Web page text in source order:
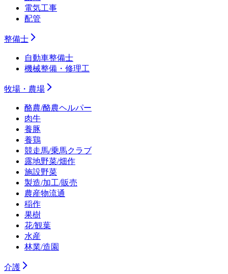
電気工事
配管
整備士
自動車整備士
機械整備・修理工
牧場・農場
酪農/酪農ヘルパー
肉牛
養豚
養鶏
競走馬/乗馬クラブ
露地野菜/畑作
施設野菜
製造/加工/販売
農産物流通
稲作
果樹
花/観葉
水産
林業/造園
介護